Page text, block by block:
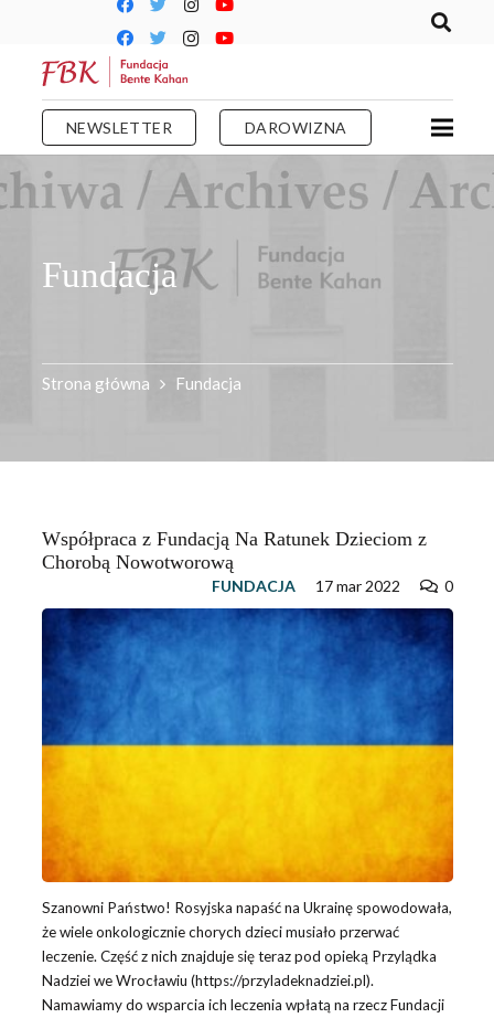
NEWSLETTER DAROWIZNA
Fundacja
Strona główna Fundacja
Współpraca z Fundacją Na Ratunek Dzieciom z
Chorobą Nowotworową
FUNDACJA 17 mar 2022 0
Szanowni Państwo! Rosyjska napaść na Ukrainę spowodowała,
że wiele onkologicznie chorych dzieci musiało przerwać
leczenie. Część z nich znajduje się teraz pod opieką Przylądka
Nadziei we Wrocławiu (https://przyladeknadziei.pl).
Namawiamy do wsparcia ich leczenia wpłatą na rzecz Fundacji